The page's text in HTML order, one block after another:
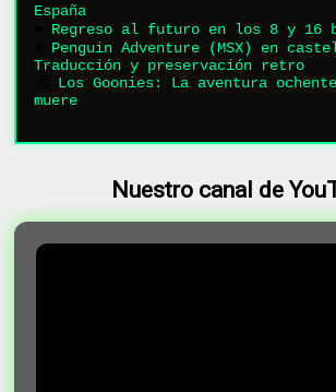
España
Regreso al futuro en los 8 y 16
Penguin Adventure (MSX) en
Traducción y preservación retro
Los Goonies: La aventura
muere
Nuestro canal de